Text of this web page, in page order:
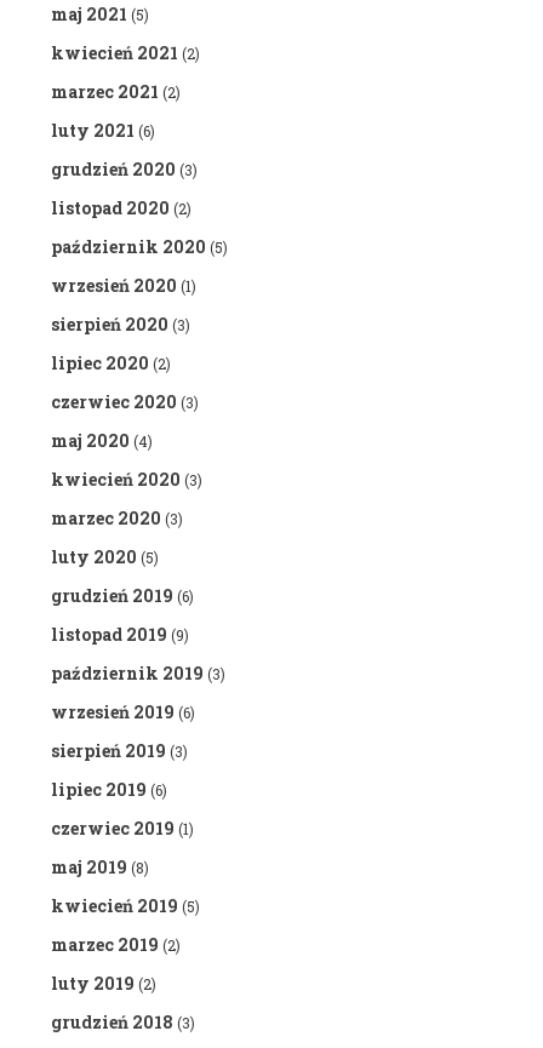
maj 2021 (5)
kwiecień 2021 (2)
marzec 2021 (2)
luty 2021 (6)
grudzień 2020 (3)
listopad 2020 (2)
październik 2020 (5)
wrzesień 2020 (1)
sierpień 2020 (3)
lipiec 2020 (2)
czerwiec 2020 (3)
maj 2020 (4)
kwiecień 2020 (3)
marzec 2020 (3)
luty 2020 (5)
grudzień 2019 (6)
listopad 2019 (9)
październik 2019 (3)
wrzesień 2019 (6)
sierpień 2019 (3)
lipiec 2019 (6)
czerwiec 2019 (1)
maj 2019 (8)
kwiecień 2019 (5)
marzec 2019 (2)
luty 2019 (2)
grudzień 2018 (3)